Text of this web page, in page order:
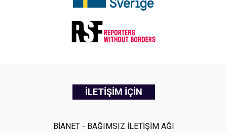
İLETİŞİM İÇİN
BİANET - BAĞIMSIZ İLETİŞİM AĞI